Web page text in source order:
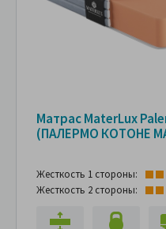
Матрас MaterLux
(ПАЛЕРМО КОТОНЕ
Жесткость 1 стороны:
Жесткость 2 стороны: